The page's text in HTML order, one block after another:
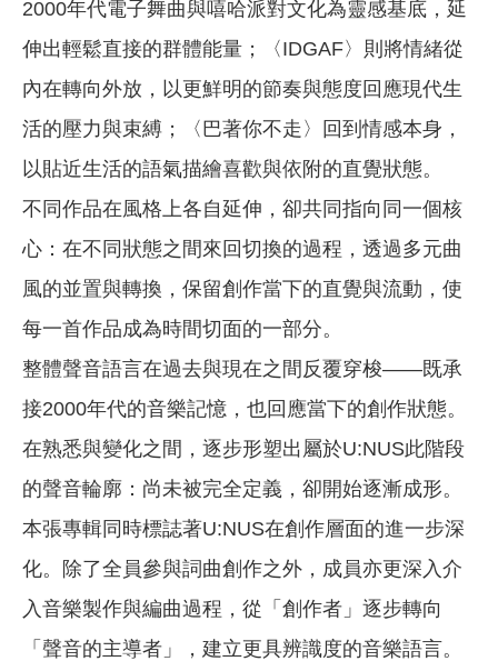
2000年代電子舞曲與嘻哈派對文化為靈感基底，延
伸出輕鬆直接的群體能量；〈IDGAF〉則將情緒從
內在轉向外放，以更鮮明的節奏與態度回應現代生
活的壓力與束縛；〈巴著你不走〉回到情感本身，
以貼近生活的語氣描繪喜歡與依附的直覺狀態。
不同作品在風格上各自延伸，卻共同指向同一個核
心：在不同狀態之間來回切換的過程，透過多元曲
風的並置與轉換，保留創作當下的直覺與流動，使
每一首作品成為時間切面的一部分。
整體聲音語言在過去與現在之間反覆穿梭——既承
接2000年代的音樂記憶，也回應當下的創作狀態。
在熟悉與變化之間，逐步形塑出屬於U:NUS此階段
的聲音輪廓：尚未被完全定義，卻開始逐漸成形。
本張專輯同時標誌著U:NUS在創作層面的進一步深
化。除了全員參與詞曲創作之外，成員亦更深入介
入音樂製作與編曲過程，從「創作者」逐步轉向
「聲音的主導者」，建立更具辨識度的音樂語言。